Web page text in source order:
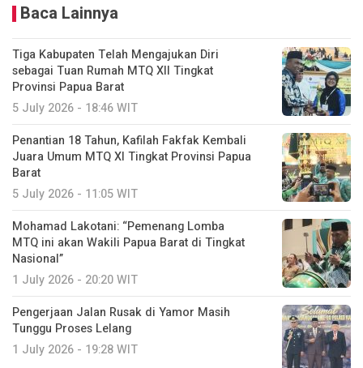
Baca Lainnya
Tiga Kabupaten Telah Mengajukan Diri
sebagai Tuan Rumah MTQ XII Tingkat
Provinsi Papua Barat
5 July 2026 - 18:46 WIT
Penantian 18 Tahun, Kafilah Fakfak Kembali
Juara Umum MTQ XI Tingkat Provinsi Papua
Barat
5 July 2026 - 11:05 WIT
Mohamad Lakotani: “Pemenang Lomba
MTQ ini akan Wakili Papua Barat di Tingkat
Nasional”
1 July 2026 - 20:20 WIT
Pengerjaan Jalan Rusak di Yamor Masih
Tunggu Proses Lelang
1 July 2026 - 19:28 WIT